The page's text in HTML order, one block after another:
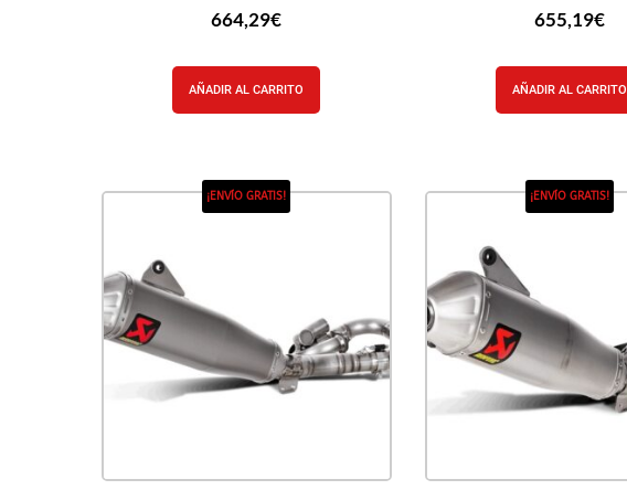
664,29€
AÑADIR AL CARRITO
655,19€
AÑADIR AL CARRITO
¡ENVÍO GRATIS! ¡ENVÍO GRATIS!